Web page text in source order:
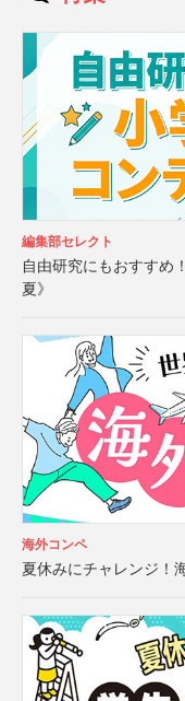
編集部セレクト
自由研究にもおすすめ
夏》
海外コンペ
夏休みにチャレンジ！